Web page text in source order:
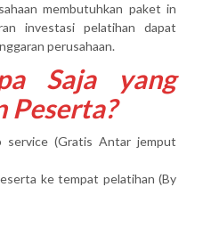
membutuhkan paket in
investasi pelatihan dapat
perusahaan.
Saja yang
Peserta?
service (Gratis Antar jemput
ke tempat pelatihan (By